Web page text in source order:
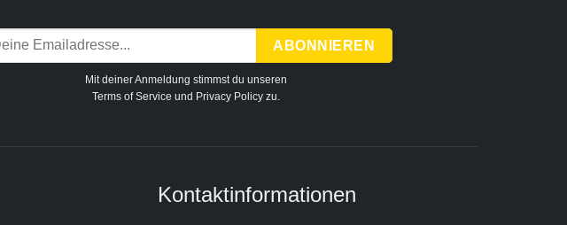
Mit deiner Anmeldung stimmst du unseren
Terms of Service und Privacy Policy zu.
Kontaktinformationen